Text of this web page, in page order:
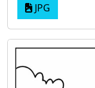
JPG